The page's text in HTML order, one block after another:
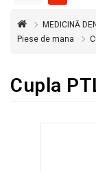
DENTARĂ
STERILIZARE
MEDICINĂ
Piese de mana
Cupla